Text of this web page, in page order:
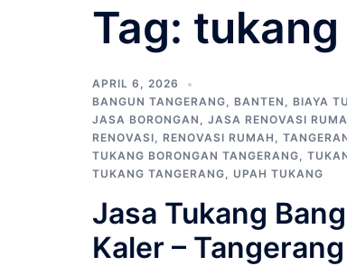
Tag:
APRIL 6, 2026
BANGUN TANGERANG, BANTEN , BIAYA
JASA BORONGAN , JASA RENOVASI
RENOVASI, RENOVASI RUMAH ,
TUKANG BORONGAN TANGERANG,
TUKANG TANGERANG, UPAH TUKANG
Jasa Tukang
Kaler – Tangerang